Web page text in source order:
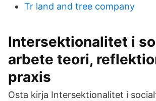
Tr land and tree company
Intersektionalitet i
arbete teori,
praxis
Osta kirja Intersektionalitet i